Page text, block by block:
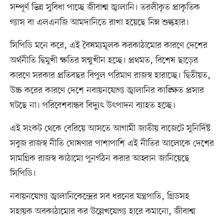
সম্পূর্ণ ভিন্ন সুবিধা পাচ্ছে জীবাশ্ম জ্বালানি। তরলীকৃত প্রাকৃতিক
গ্যাস বা এলএনজি আমদানিতে রাখা হয়েছে নিম্ন শুল্কহার।
সিপিডি মনে করে, এই বৈষম্যমূলক করকাঠামোর কারণে দেশের
অর্থনীতি দ্বিমুখী ক্ষতির সম্মুখীন হচ্ছে। প্রথমত, বিশেষ ছাড়ের
কারণে সরকার প্রতিবছর বিপুল পরিমাণ রাজস্ব হারাচ্ছে। দ্বিতীয়ত,
উচ্চ করের কারণে দেশে নবায়নযোগ্য জ্বালানির কাঙ্ক্ষিত প্রসার
ঘটছে না। পরিবেশবান্ধব বিদ্যুৎ উৎপাদন ব্যাহত হচ্ছে।
এই সংকট থেকে বেরিয়ে আসতে আগামী জাতীয় বাজেটে সুনির্দিষ্ট
সবুজ রাজস্ব নীতি ঘোষণার পাশাপাশি এই নীতির আলোকে দেশের
সামগ্রিক রাজস্ব কাঠামো পুনর্গঠন করার আহ্বান জানিয়েছে
সিপিডি।
নবায়নযোগ্য জ্বালানিকেন্দ্রের সব ধরনের যন্ত্রপাতি, গ্রিডসহ
সহায়ক অবকাঠামোর কর উল্লেখযোগ্য হারে কমানো, জীবাশ্ম